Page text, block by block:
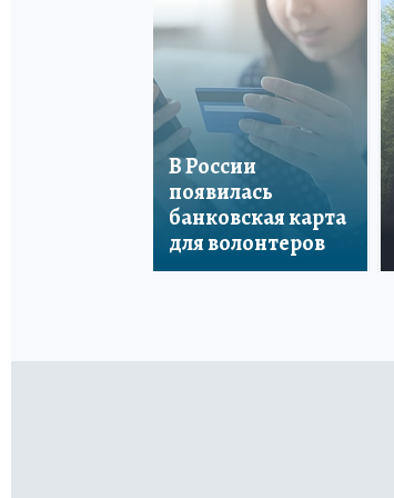
В России
появилась
банковская карта
для волонтеров